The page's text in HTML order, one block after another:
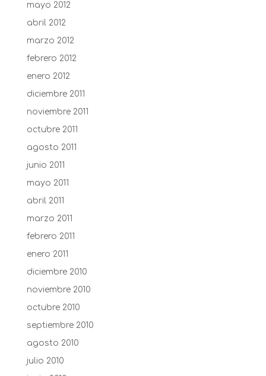
mayo 2012
abril 2012
marzo 2012
febrero 2012
enero 2012
diciembre 2011
noviembre 2011
octubre 2011
agosto 2011
junio 2011
mayo 2011
abril 2011
marzo 2011
febrero 2011
enero 2011
diciembre 2010
noviembre 2010
octubre 2010
septiembre 2010
agosto 2010
julio 2010